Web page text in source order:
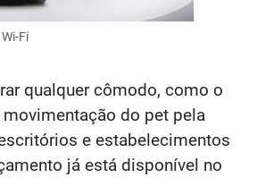
Fi
qualquer cômodo, como o
do pet pela
e estabelecimentos
já está disponível no